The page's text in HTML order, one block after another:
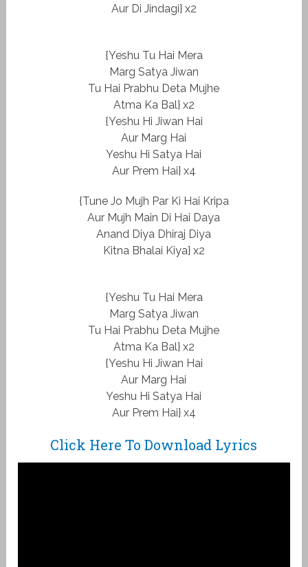
Aur Di Jindagi} x2
{Yeshu Tu Hai Mera
Marg Satya Jiwan
Tu Hai Prabhu Deta Mujhe
Atma Ka Bal} x2
{Yeshu Hi Jiwan Hai
Aur Marg Hai
Yeshu Hi Satya Hai
Aur Prem Hai} x4
{Tune Jo Mujh Par Ki Hai Kripa
Aur Mujh Main Di Hai Daya
Anand Diya Dhiraj Diya
Kitna Bhalai Kiya} x2
{Yeshu Tu Hai Mera
Marg Satya Jiwan
Tu Hai Prabhu Deta Mujhe
Atma Ka Bal} x2
{Yeshu Hi Jiwan Hai
Aur Marg Hai
Yeshu Hi Satya Hai
Aur Prem Hai} x4
Click Here To Download Lyrics